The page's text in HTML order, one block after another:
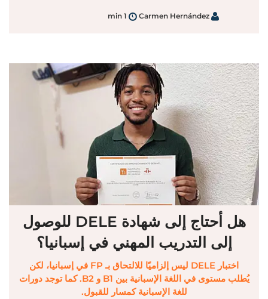
Carmen Hernández
هل أحتاج إلى شهادة DELE للوصول
إلى التدريب المهني في إسبانيا؟
اختبار DELE ليس إلزاميًا للالتحاق بـ FP في إسبانيا، لكن
يُطلب مستوى في اللغة الإسبانية بين B1 و B2. كما توجد دورات
للغة الإسبانية كمسار للقبول.